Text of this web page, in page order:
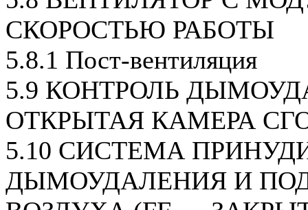
СКОРОСТЬЮ РАБОТЫ
5.8.1 Пост-вентиляция
5.9 КОНТРОЛЬ
ОТКРЫТАЯ КАМЕРА
5.10 СИСТЕМА
ДЫМОУДАЛЕНИЯ И